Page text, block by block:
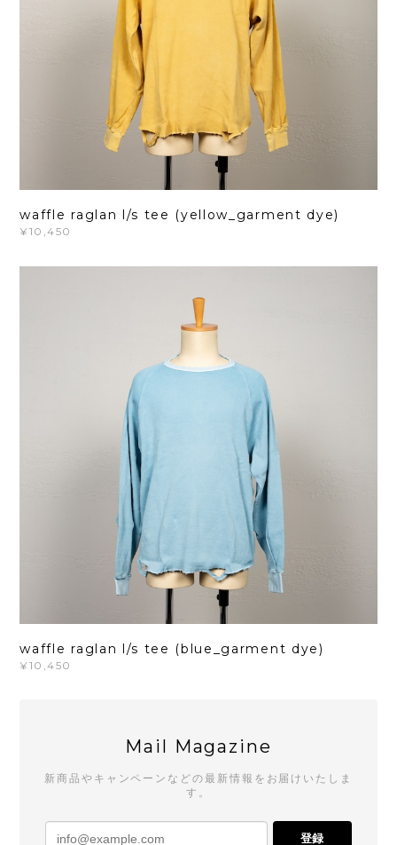
waffle raglan l/s tee (yellow_garment dye)
¥10,450
waffle raglan l/s tee (blue_garment dye)
¥10,450
Mail Magazine
新商品やキャンペーンなどの最新情報をお届けいたしま
す。
登録